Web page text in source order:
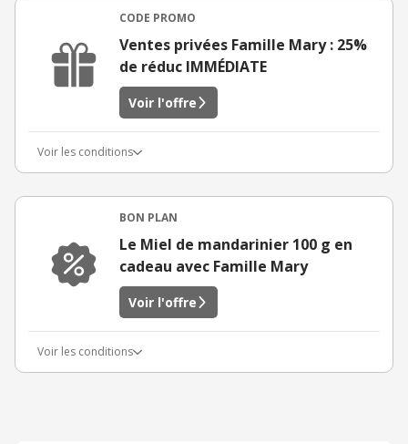
CODE PROMO
Ventes privées Famille Mary : 25%
de réduc IMMÉDIATE
Voir l'offre
Voir les conditions
BON PLAN
Le Miel de mandarinier 100 g en
cadeau avec Famille Mary
Voir l'offre
Voir les conditions